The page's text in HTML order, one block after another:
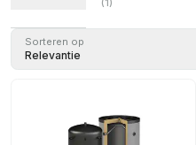
(1)
Sorteren op
Relevantie